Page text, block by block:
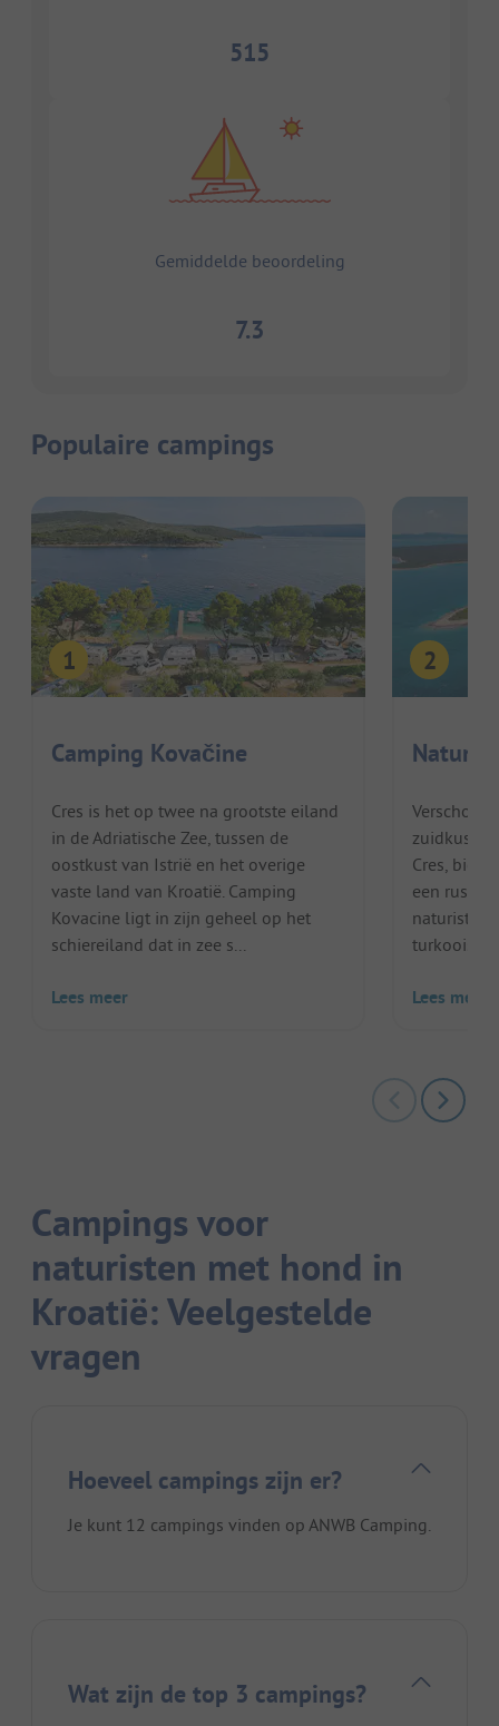
515
Gemiddelde beoordeling
7.3
Populaire campings
Camping Kovačine
Cres is het op twee na grootste eiland
in de Adriatische Zee, tussen de
oostkust van Istrië en het overige
vaste land van Kroatië. Camping
Kovacine ligt in zijn geheel op het
schiereiland dat in zee s...
Lees meer
zuidkust
Cres,
een rustig
naturisten
Lees meer
Campings voor
naturisten met hond in
Kroatië: Veelgestelde
vragen
Hoeveel campings zijn er?
Je kunt 12 campings vinden op ANWB Camping.
Wat zijn de top 3 campings?